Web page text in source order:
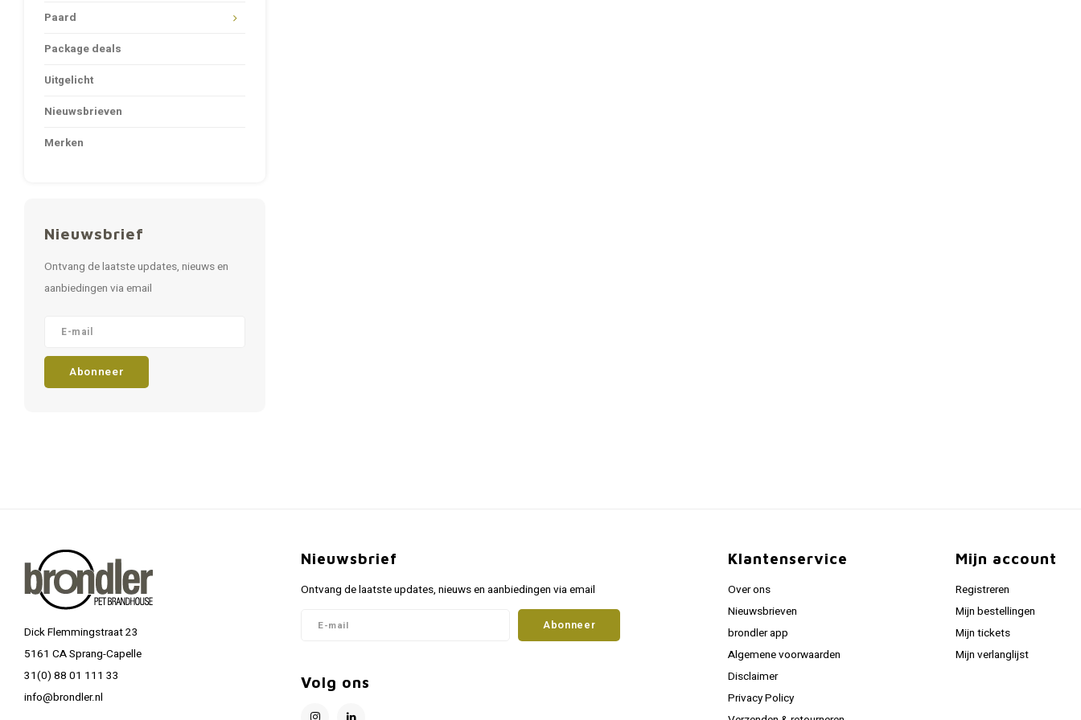
Paard
Package deals
Uitgelicht
Nieuwsbrieven
Merken
Nieuwsbrief
Ontvang de laatste updates, nieuws en
aanbiedingen via email
Abonneer
Dick Flemmingstraat 23
5161 CA Sprang-Capelle
31(0) 88 01 111 33
info@brondler.nl
Nieuwsbrief
Ontvang de laatste updates, nieuws en aanbiedingen via email
Abonneer
Volg ons
Klantenservice
Over ons
Nieuwsbrieven
brondler app
Algemene voorwaarden
Disclaimer
Privacy Policy
Mijn account
Registreren
Mijn bestellingen
Mijn tickets
Mijn verlanglijst